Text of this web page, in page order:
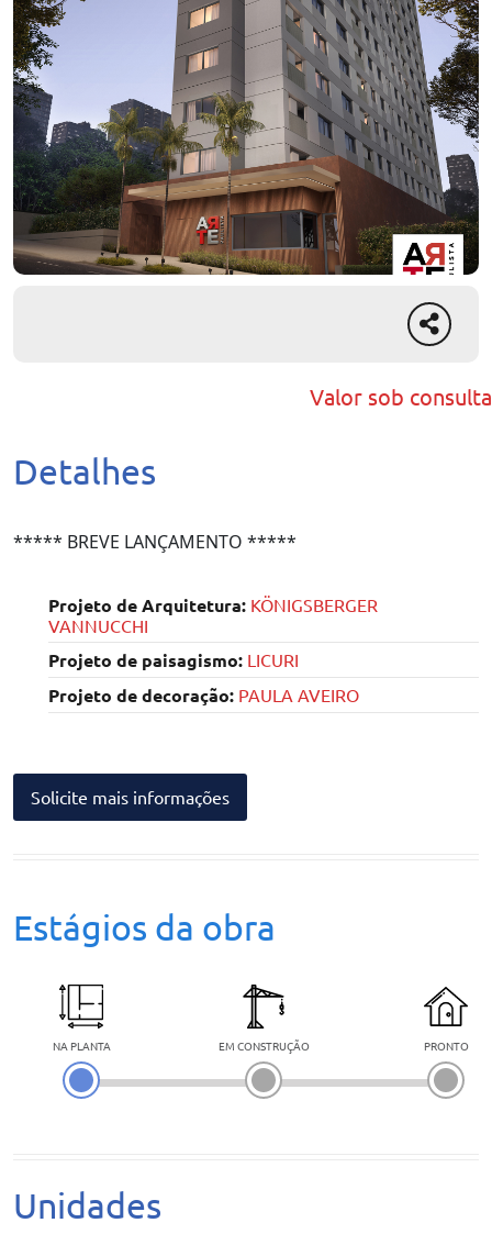
Valor sob consulta
Detalhes
***** BREVE LANÇAMENTO *****
Projeto de Arquitetura: KÖNIGSBERGER
VANNUCCHI
Projeto de paisagismo: LICURI
Projeto de decoração: PAULA AVEIRO
Solicite mais informações
Estágios da obra
NA PLANTA EM CONSTRUÇÃO PRONTO
Unidades